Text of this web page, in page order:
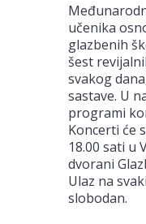
učenika
glazbenih
šest
svakog
sastave. U
programi
Koncerti će
18.00 sati u
dvorani
Ulaz na
slobodan.